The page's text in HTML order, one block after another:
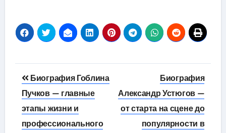
Навигация
по
записям
Биография Гоблина
Пучков — главные
этапы жизни и
профессионального
Биография
Александр Устюгов —
от старта на сцене до
популярности в